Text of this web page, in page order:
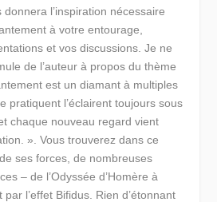
l’inspiration nécessaire
à votre entourage,
et vos discussions. Je ne
de l’auteur à propos du thème
est un diamant à multiples
pratiquent l’éclairent toujours sous
chaque nouveau regard vient
».Vous trouverez dans ce
de ses forces, de nombreuses
– de l’Odyssée d’Homère à
l’effet Bifidus. Rien d’étonnant